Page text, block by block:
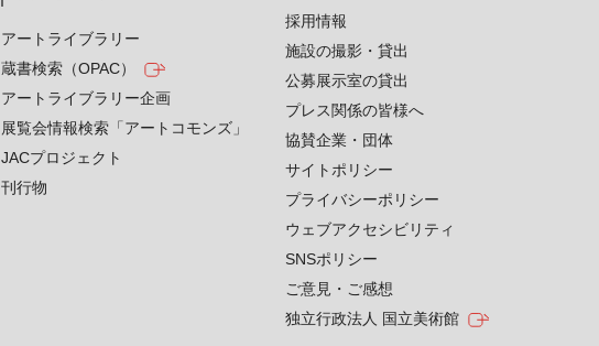
アートライブラリー
蔵書検索（OPAC）
アートライブラリー企画
展覧会情報検索「アートコモンズ」
JACプロジェクト
刊行物
採用情報
施設の撮影・貸出
公募展示室の貸出
プレス関係の皆様へ
協賛企業・団体
サイトポリシー
プライバシーポリシー
ウェブアクセシビリティ
SNSポリシー
ご意見・ご感想
独立行政法人 国立美術館